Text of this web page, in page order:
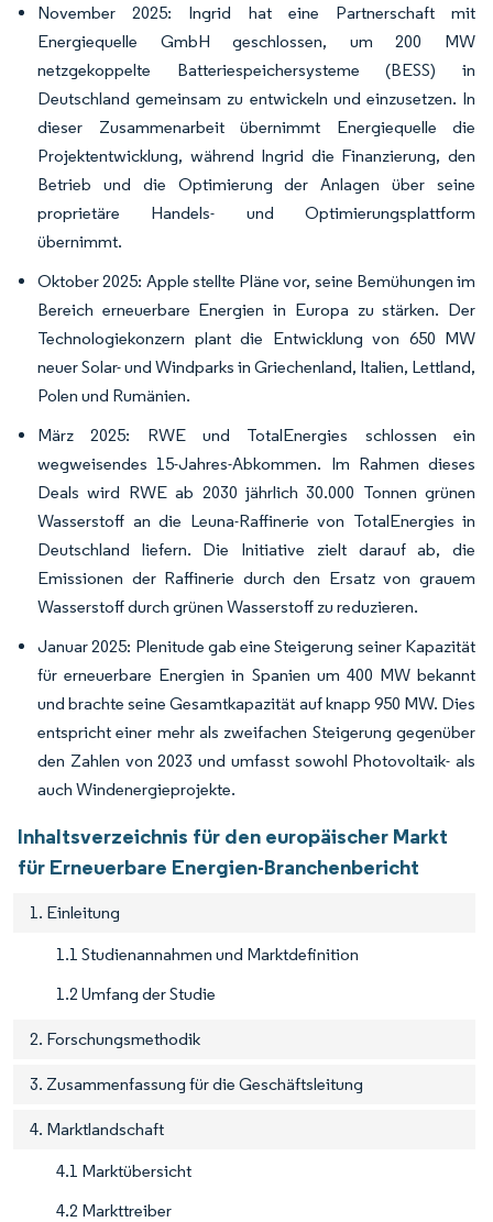
November 2025: Ingrid hat eine Partnerschaft mit
Energiequelle GmbH geschlossen, um 200 MW
netzgekoppelte Batteriespeichersysteme (BESS) in
Deutschland gemeinsam zu entwickeln und einzusetzen. In
dieser Zusammenarbeit übernimmt Energiequelle die
Projektentwicklung, während Ingrid die Finanzierung, den
Betrieb und die Optimierung der Anlagen über seine
proprietäre Handels- und Optimierungsplattform
übernimmt.
Oktober 2025: Apple stellte Pläne vor, seine Bemühungen im
Bereich erneuerbare Energien in Europa zu stärken. Der
Technologiekonzern plant die Entwicklung von 650 MW
neuer Solar- und Windparks in Griechenland, Italien, Lettland,
Polen und Rumänien.
März 2025: RWE und TotalEnergies schlossen ein
wegweisendes 15-Jahres-Abkommen. Im Rahmen dieses
Deals wird RWE ab 2030 jährlich 30.000 Tonnen grünen
Wasserstoff an die Leuna-Raffinerie von TotalEnergies in
Deutschland liefern. Die Initiative zielt darauf ab, die
Emissionen der Raffinerie durch den Ersatz von grauem
Wasserstoff durch grünen Wasserstoff zu reduzieren.
Januar 2025: Plenitude gab eine Steigerung seiner Kapazität
für erneuerbare Energien in Spanien um 400 MW bekannt
und brachte seine Gesamtkapazität auf knapp 950 MW. Dies
entspricht einer mehr als zweifachen Steigerung gegenüber
den Zahlen von 2023 und umfasst sowohl Photovoltaik- als
auch Windenergieprojekte.
Inhaltsverzeichnis für den europäischer Markt
für Erneuerbare Energien-Branchenbericht
1. Einleitung
1.1 Studienannahmen und Marktdefinition
1.2 Umfang der Studie
2. Forschungsmethodik
3. Zusammenfassung für die Geschäftsleitung
4. Marktlandschaft
4.1 Marktübersicht
4.2 Markttreiber